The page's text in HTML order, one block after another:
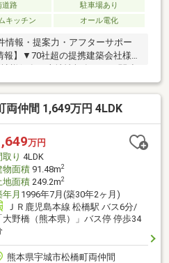
道路
駐車場あり
キッチン オール電化
情報・提案力・アフターサポー
】▼70社超の提携建築会社様モ
提案力】▼住宅ローン金融機関
ツも把握！▼後悔しないための
への家計の見直し相談も可能！
のアドバイス資金贈与（援助）
相談もお任せ！▼お引渡し後のア
テナンス（リフォーム）、将来
！
両仲間 1,649万円 4LDK
万円
取り 4LDK
物面積91.48m2
地面積249.2m2
年月1996年7月(築30年2ヶ月)
ＪＲ鹿児島本線 松橋駅 バス6分/
大野橋（熊本県）」バス停 停歩34
熊本県宇城市松橋町両仲間